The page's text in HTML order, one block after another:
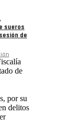
sueros
de
de
por su
delitos